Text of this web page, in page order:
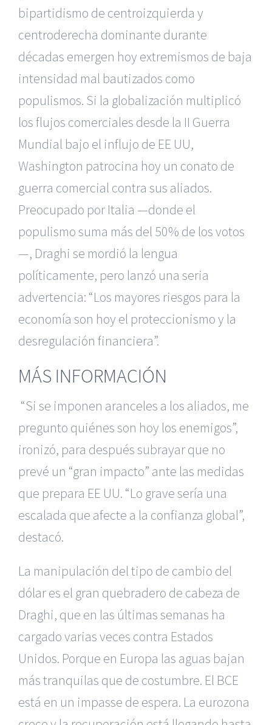
bipartidismo de centroizquierda y
centroderecha dominante durante
décadas emergen hoy extremismos de baja
intensidad mal bautizados como
populismos. Si la globalización multiplicó
los flujos comerciales desde la II Guerra
Mundial bajo el influjo de EE UU,
Washington patrocina hoy un conato de
guerra comercial contra sus aliados.
Preocupado por Italia —donde el
populismo suma más del 50% de los votos
—, Draghi se mordió la lengua
políticamente, pero lanzó una seria
advertencia: “Los mayores riesgos para la
economía son hoy el proteccionismo y la
desregulación financiera”.
MÁS INFORMACIÓN
“Si se imponen aranceles a los aliados, me
pregunto quiénes son hoy los enemigos”,
ironizó, para después subrayar que no
prevé un “gran impacto” ante las medidas
que prepara EE UU. “Lo grave sería una
escalada que afecte a la confianza global”,
destacó.
La manipulación del tipo de cambio del
dólar es el gran quebradero de cabeza de
Draghi, que en las últimas semanas ha
cargado varias veces contra Estados
Unidos. Porque en Europa las aguas bajan
más tranquilas que de costumbre. El BCE
está en un impasse de espera. La eurozona